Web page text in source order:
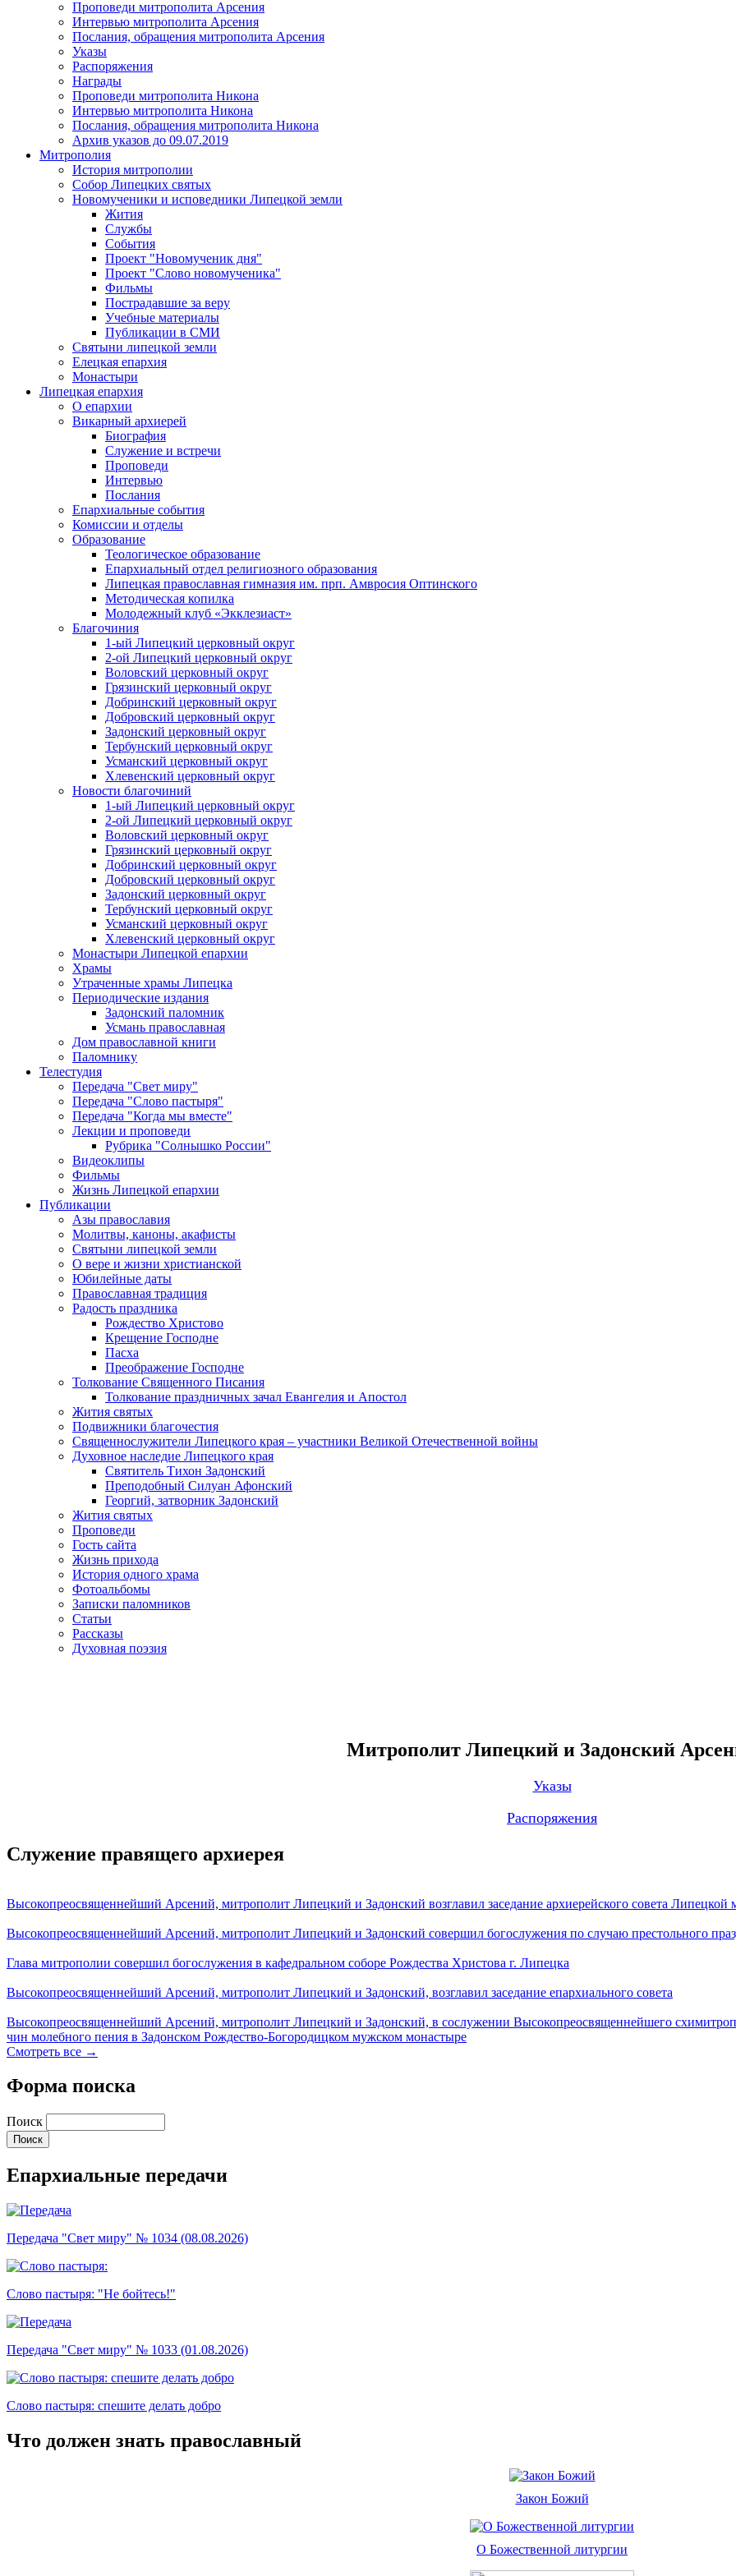
Проповеди митрополита Арсения
Интервью митрополита Арсения
Послания, обращения митрополита Арсения
Указы
Распоряжения
Награды
Проповеди митрополита Никона
Интервью митрополита Никона
Послания, обращения митрополита Никона
Архив указов до 09.07.2019
Митрополия
История митрополии
Собор Липецких святых
Новомученики и исповедники Липецкой земли
Жития
Службы
События
Проект "Новомученик дня"
Проект "Слово новомученика"
Фильмы
Пострадавшие за веру
Учебные материалы
Публикации в СМИ
Святыни липецкой земли
Елецкая епархия
Монастыри
Липецкая епархия
О епархии
Викарный архиерей
Биография
Служение и встречи
Проповеди
Интервью
Послания
Епархиальные события
Комиссии и отделы
Образование
Теологическое образование
Епархиальный отдел религиозного образования
Липецкая православная гимназия им. прп. Амвросия Оптинского
Методическая копилка
Молодежный клуб «Экклезиаст»
Благочиния
1-ый Липецкий церковный округ
2-ой Липецкий церковный округ
Воловский церковный округ
Грязинский церковный округ
Добринский церковный округ
Добровский церковный округ
Задонский церковный округ
Тербунский церковный округ
Усманский церковный округ
Хлевенский церковный округ
Новости благочиний
1-ый Липецкий церковный округ
2-ой Липецкий церковный округ
Воловский церковный округ
Грязинский церковный округ
Добринский церковный округ
Добровский церковный округ
Задонский церковный округ
Тербунский церковный округ
Усманский церковный округ
Хлевенский церковный округ
Монастыри Липецкой епархии
Храмы
Утраченные храмы Липецка
Периодические издания
Задонский паломник
Усмань православная
Дом православной книги
Паломнику
Телестудия
Передача "Свет миру"
Передача "Слово пастыря"
Передача "Когда мы вместе"
Лекции и проповеди
Рубрика "Солнышко России"
Видеоклипы
Фильмы
Жизнь Липецкой епархии
Публикации
Азы православия
Молитвы, каноны, акафисты
Святыни липецкой земли
О вере и жизни христианской
Юбилейные даты
Православная традиция
Радость праздника
Рождество Христово
Крещение Господне
Пасха
Преображение Господне
Толкование Священного Писания
Толкование праздничных зачал Евангелия и Апостол
Жития святых
Подвижники благочестия
Священнослужители Липецкого края – участники Великой Отечественной войны
Духовное наследие Липецкого края
Святитель Тихон Задонский
Преподобный Силуан Афонский
Георгий, затворник Задонский
Жития святых
Проповеди
Гость сайта
Жизнь прихода
История одного храма
Фотоальбомы
Записки паломников
Статьи
Рассказы
Духовная поэзия
Митрополит Липецкий и Задонский
Указы
Распоряжения
Служение правящего архиерея
Высокопреосвященнейший Арсений, митрополит Липецкий и Задонский возглавил заседание архиерейского совета Липецкой
Высокопреосвященнейший Арсений, митрополит Липецкий и Задонский совершил богослужения по случаю престольного
Глава митрополии совершил богослужения в кафедральном соборе Рождества Христова г. Липецка
Высокопреосвященнейший Арсений, митрополит Липецкий и Задонский, возглавил заседание епархиального совета
Высокопреосвященнейший Арсений, митрополит Липецкий и Задонский, в сослужении Высокопреосвященнейшего
чин молебного пения в Задонском Рождество-Богородицком мужском монастыре
Смотреть все →
Форма поиска
Поиск
Епархиальные передачи
Передача "Свет миру" № 1034 (08.08.2026)
Слово пастыря: "Не бойтесь!"
Передача "Свет миру" № 1033 (01.08.2026)
Слово пастыря: спешите делать добро
Что должен знать православный
Закон Божий
О Божественной литургии